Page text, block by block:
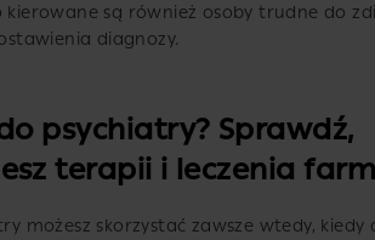
kierowane są również osoby trudne do
diagnozy.
psychiatry? Sprawdź,
terapii i leczenia
możesz skorzystać zawsze wtedy, kiedy